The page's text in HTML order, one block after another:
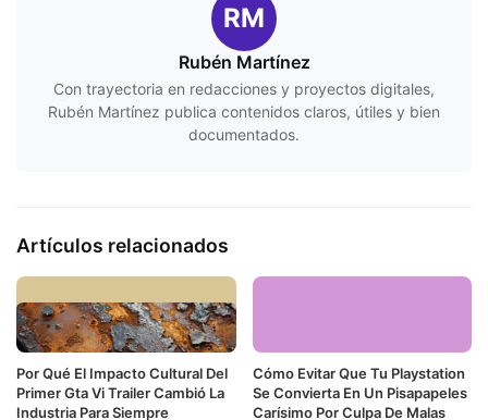
RM
Rubén Martínez
Con trayectoria en redacciones y proyectos digitales,
Rubén Martínez publica contenidos claros, útiles y bien
documentados.
Artículos relacionados
Por Qué El Impacto Cultural Del
Primer Gta Vi Trailer Cambió La
Industria Para Siempre
Cómo Evitar Que Tu Playstation
Se Convierta En Un Pisapapeles
Carísimo Por Culpa De Malas